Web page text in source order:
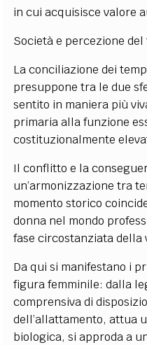
in cui acquisisce valore
Società e percezione
La conciliazione dei
presuppone tra le due
sentito in maniera più
primaria alla funzione
costituzionalmente
Il conflitto e la
un’armonizzazione tra
momento storico
donna nel mondo
fase circostanziata della
Da qui si manifestano i
figura femminile: dalla
comprensiva di
dell’allattamento, attua
biologica, si approda a